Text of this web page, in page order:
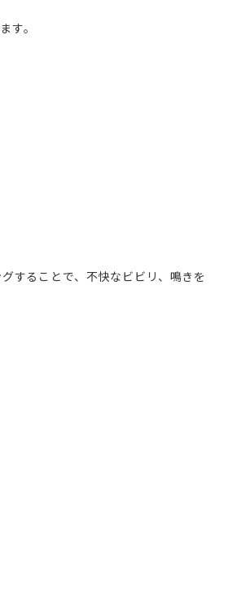
す。
することで、不快なビビリ、鳴きを